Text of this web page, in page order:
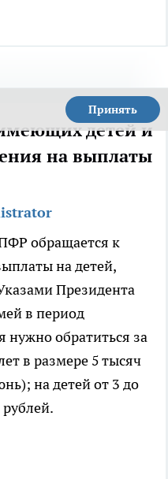
Принять
детей и
на выплаты
обращается к
на детей,
Президента
в период
нужно обратиться за
в размере 5 тысяч
на детей от 3 до